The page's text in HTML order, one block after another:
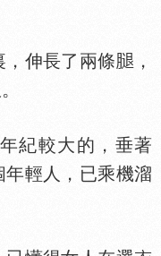
伸長了兩條
，
紀較大的，垂著
輕人，已乘機溜